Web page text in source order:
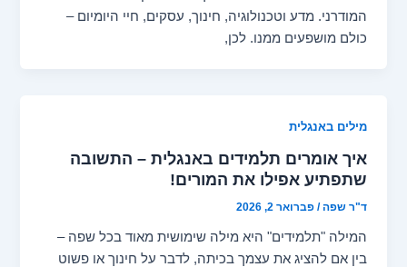
המודרני. מדע וטכנולוגיה, חינוך, עסקים, חיי היומיום –
כולם מושפעים ממנו. לכן,
מילים באנגלית
איך אומרים תלמידים באנגלית – התשובה
שתפתיע אפילו את המורים!
ד"ר שפה/פברואר 2, 2026
המילה "תלמידים" היא מילה שימושית מאוד בכל שפה –
בין אם להציג את עצמך בכיתה, לדבר על חינוך או פשוט